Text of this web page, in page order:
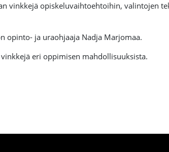
vinkkejä opiskeluvaihtoehtoihin, valintojen
opinto- ja uraohjaaja Nadja Marjomaa.
eri oppimisen mahdollisuuksista.